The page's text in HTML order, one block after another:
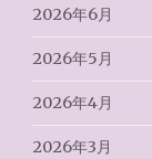
2026年6月
2026年5月
2026年4月
2026年3月